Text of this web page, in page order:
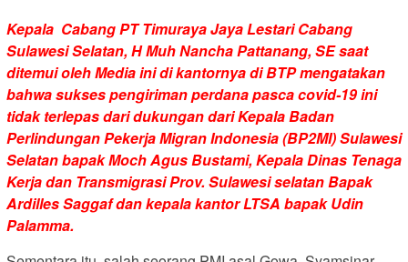
Kepala Cabang PT Timuraya Jaya Lestari Cabang
Sulawesi Selatan, H Muh Nancha Pattanang, SE saat
ditemui oleh Media ini di kantornya di BTP mengatakan
bahwa sukses pengiriman perdana pasca covid-19 ini
tidak terlepas dari dukungan dari Kepala Badan
Perlindungan Pekerja Migran Indonesia (BP2MI) Sulawesi
Selatan bapak Moch Agus Bustami, Kepala Dinas Tenaga
Kerja dan Transmigrasi Prov. Sulawesi selatan Bapak
Ardilles Saggaf dan kepala kantor LTSA bapak Udin
Palamma.